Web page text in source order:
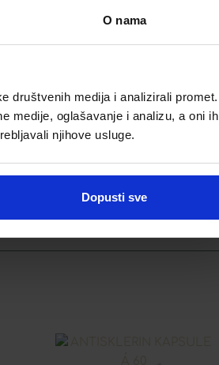
O nama
društvenih medija i analizirali promet.
medije, oglašavanje i analizu, a oni ih
njihove usluge.
Dopusti sve
dispergiranom) i hidratiziranom
zaštitni i smirujući sloj na
fizički adsorbira ili veže
iz organizma putem